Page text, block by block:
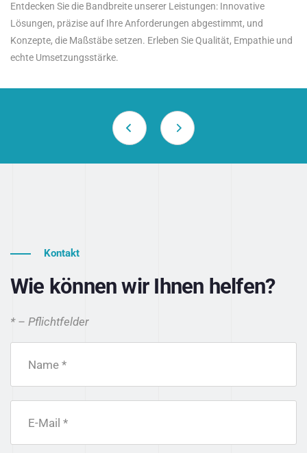
Entdecken Sie die Bandbreite unserer Leistungen: Innovative
Lösungen, präzise auf Ihre Anforderungen abgestimmt, und
Konzepte, die Maßstäbe setzen. Erleben Sie Qualität, Empathie und
echte Umsetzungsstärke.
Kontakt
Wie können wir Ihnen helfen?
* – Pflichtfelder
Name *
E-Mail *